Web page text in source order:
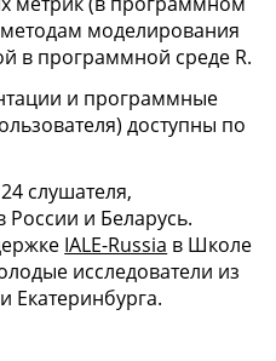
методам моделирования
в программной среде R.
и программные
доступны по
слушателя,
и Беларусь.
IALE-Russia в Школе
исследователи из
Екатеринбурга.